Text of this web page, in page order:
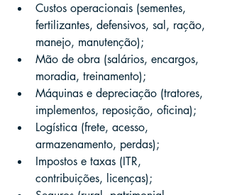
Custos operacionais (sementes,
fertilizantes, defensivos, sal, ração,
manejo, manutenção);
Mão de obra (salários, encargos,
moradia, treinamento);
Máquinas e depreciação (tratores,
implementos, reposição, oficina);
Logística (frete, acesso,
armazenamento, perdas);
Impostos e taxas (ITR,
contribuições, licenças);